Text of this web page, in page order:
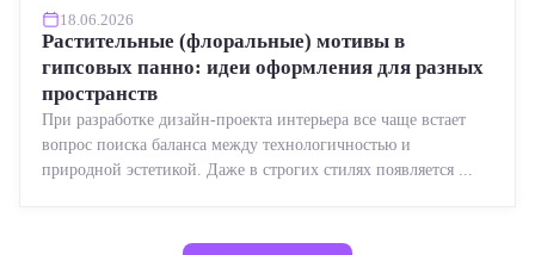
18.06.2026
Растительные (флоральные) мотивы в
гипсовых панно: идеи оформления для разных
пространств
При разработке дизайн-проекта интерьера все чаще встает
вопрос поиска баланса между технологичностью и
природной эстетикой. Даже в строгих стилях появляется ...